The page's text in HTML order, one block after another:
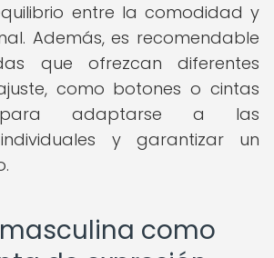
entre la comodidad y
Además, es recomendable
que ofrezcan diferentes
como botones o cintas
para adaptarse a las
y garantizar un
como